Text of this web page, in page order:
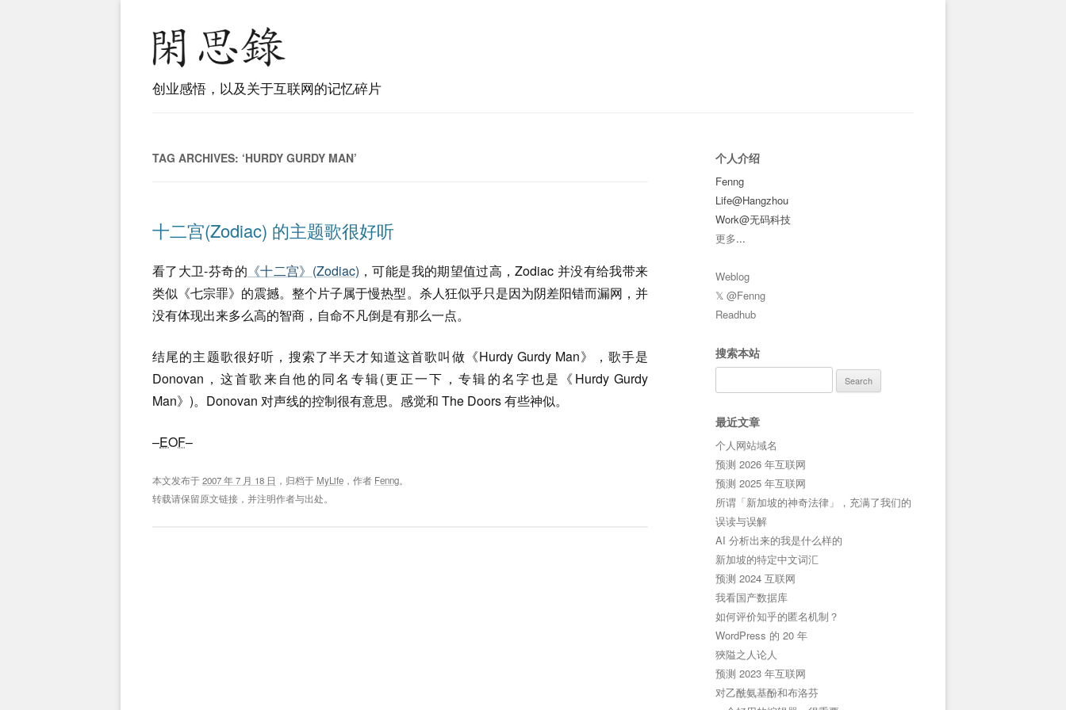
创业感悟，以及关于互联网的记忆碎片
TAG ARCHIVES: ‘HURDY GURDY MAN’
十二宫(Zodiac) 的主题歌很好听
看了大卫-芬奇的 《十二宫》(Zodiac) ，可能是我的期望值过高，Zodiac 并没有给我带来
类似《七宗罪》的震撼。整个片子属于慢热型。杀人狂似乎只是因为阴差阳错而漏网，并
没有体现出来多么高的智商，自命不凡倒是有那么一点。
结尾的主题歌很好听，搜索了半天才知道这首歌叫做《Hurdy Gurdy Man》，歌手是
Donovan，这首歌来自他的同名专辑(更正一下，专辑的名字也是《Hurdy Gurdy
Man》)。Donovan 对声线的控制很有意思。感觉和 The Doors 有些神似。
–EOF–
本文发布于2007 年 7 月 18 日 ，归档于 MyLife ，作者 Fenng。
转载请保留原文链接，并注明作者与出处。
个人介绍
Fenng
Life@Hangzhou
Work@无码科技
更多...
Weblog
𝕏 @Fenng
Readhub
搜索本站
for:
最近文章
个人网站域名
预测 2026 年互联网
预测 2025 年互联网
所谓「新加坡的神奇法律」，充满了我们的
误读与误解
AI 分析出来的我是什么样的
新加坡的特定中文词汇
预测 2024 互联网
我看国产数据库
如何评价知乎的匿名机制？
WordPress 的 20 年
狹隘之人论人
预测 2023 年互联网
对乙酰氨基酚和布洛芬